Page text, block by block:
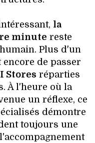
la
minute reste
Plus d'un
de passer
Stores réparties
À l'heure où la
un réflexe, ce
démontre
toujours une